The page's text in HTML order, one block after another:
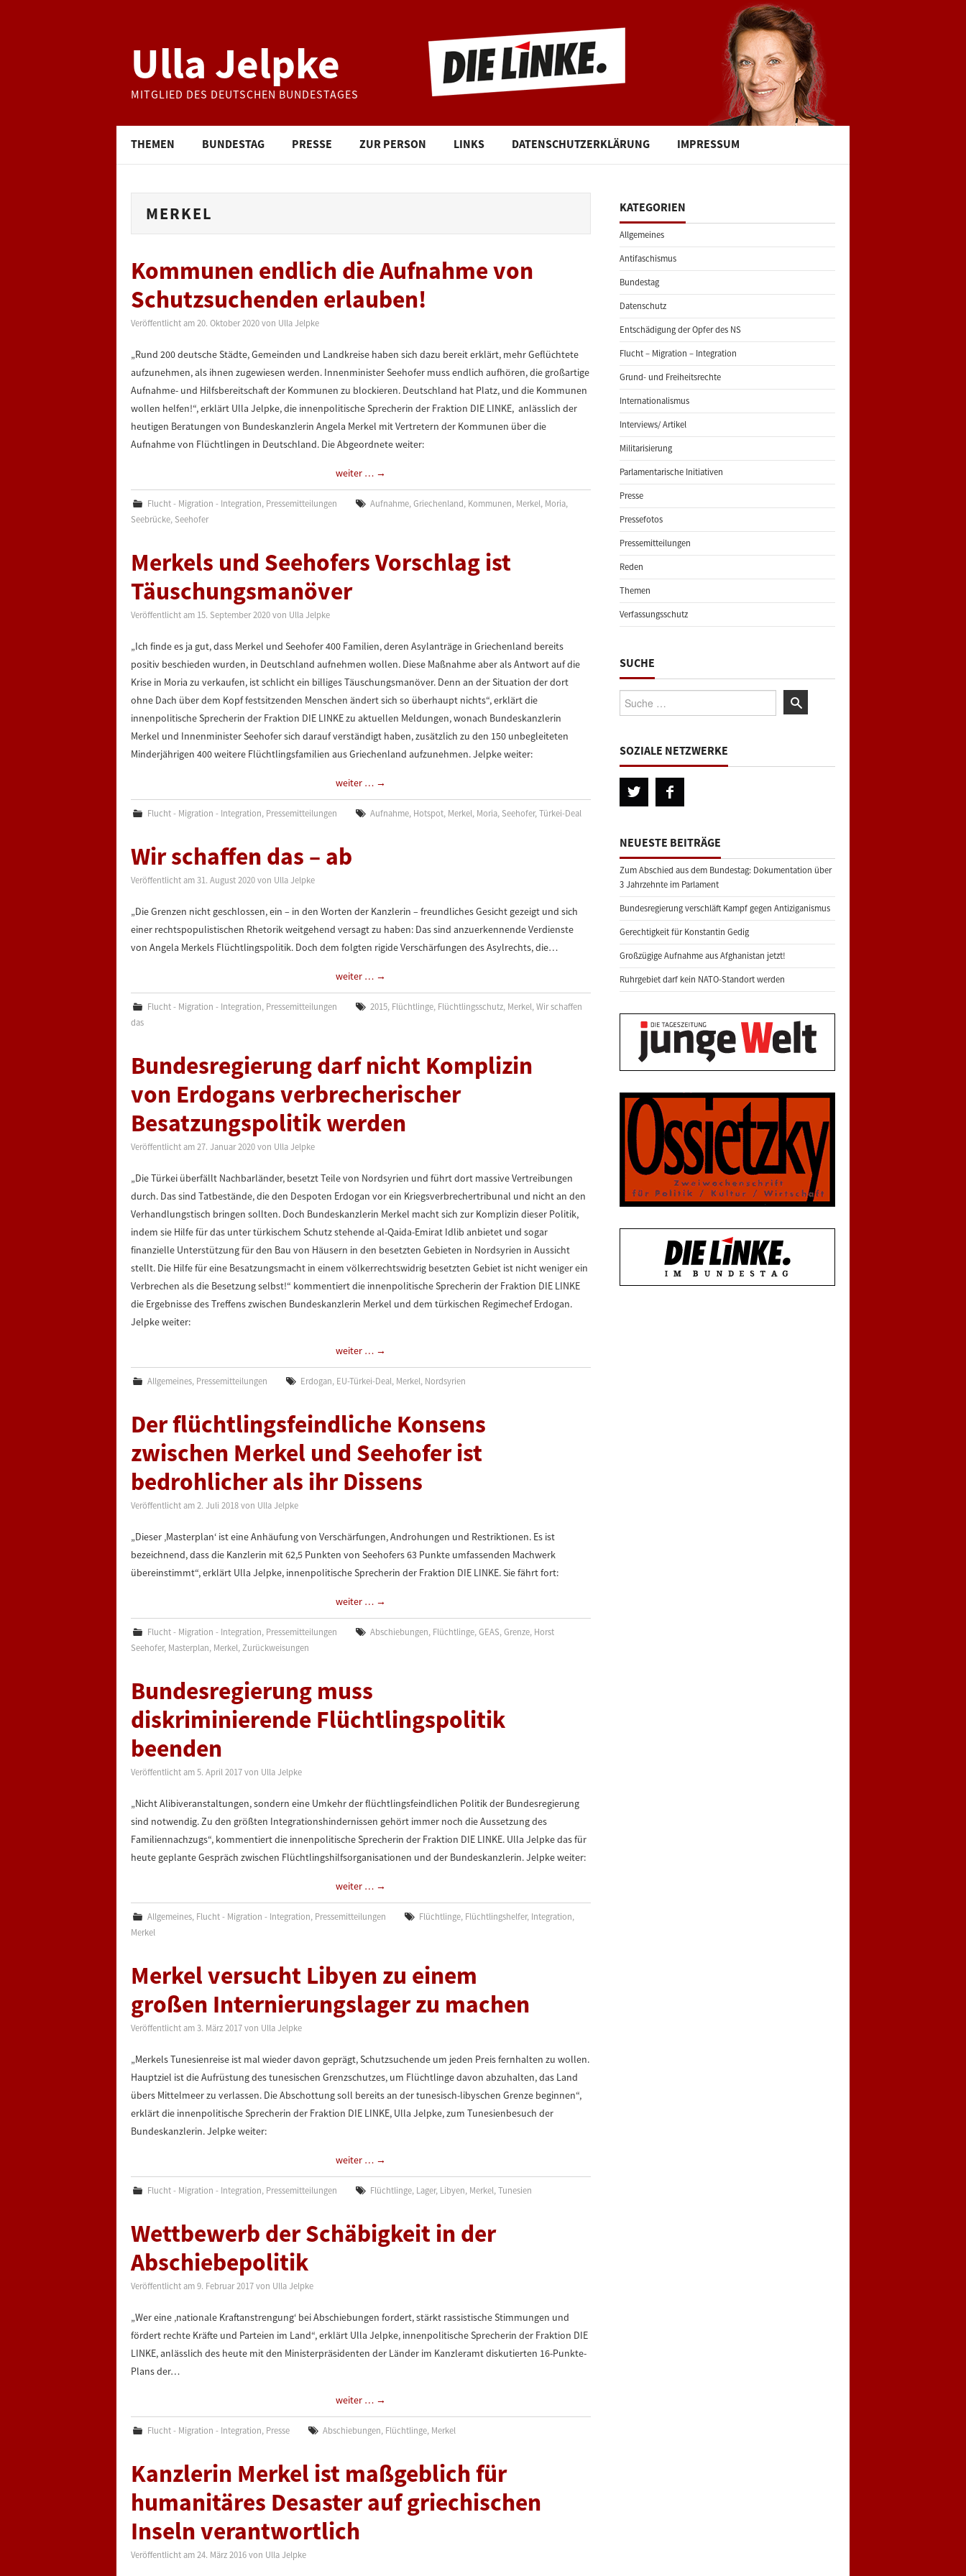
Ulla Jelpke
MITGLIED DES DEUTSCHEN BUNDESTAGES
THEMEN BUNDESTAG PRESSE ZUR PERSON LINKS DATENSCHUTZERKLÄRUNG IMPRESSUM
MERKEL
Kommunen endlich die Aufnahme von
Schutzsuchenden erlauben!
Veröffentlicht am 20. Oktober 2020 von Ulla Jelpke
„Rund 200 deutsche Städte, Gemeinden und Landkreise haben sich dazu bereit erklärt, mehr Geflüchtete
aufzunehmen, als ihnen zugewiesen werden. Innenminister Seehofer muss endlich aufhören, die großartige
Aufnahme- und Hilfsbereitschaft der Kommunen zu blockieren. Deutschland hat Platz, und die Kommunen
wollen helfen!“, erklärt Ulla Jelpke, die innenpolitische Sprecherin der Fraktion DIE LINKE, anlässlich der
heutigen Beratungen von Bundeskanzlerin Angela Merkel mit Vertretern der Kommunen über die
Aufnahme von Flüchtlingen in Deutschland. Die Abgeordnete weiter:
weiter … →
Flucht - Migration - Integration, Pressemitteilungen Aufnahme,Griechenland, Kommunen, Merkel, Moria,
Seebrücke, Seehofer
Merkels und Seehofers Vorschlag ist
Täuschungsmanöver
Veröffentlicht am 15. September 2020 von Ulla Jelpke
„Ich finde es ja gut, dass Merkel und Seehofer 400 Familien, deren Asylanträge in Griechenland bereits
positiv beschieden wurden, in Deutschland aufnehmen wollen. Diese Maßnahme aber als Antwort auf die
Krise in Moria zu verkaufen, ist schlicht ein billiges Täuschungsmanöver. Denn an der Situation der dort
ohne Dach über dem Kopf festsitzenden Menschen ändert sich so überhaupt nichts“, erklärt die
innenpolitische Sprecherin der Fraktion DIE LINKE zu aktuellen Meldungen, wonach Bundeskanzlerin
Merkel und Innenminister Seehofer sich darauf verständigt haben, zusätzlich zu den 150 unbegleiteten
Minderjährigen 400 weitere Flüchtlingsfamilien aus Griechenland aufzunehmen. Jelpke weiter:
weiter … →
Flucht - Migration - Integration, Pressemitteilungen Aufnahme, Hotspot, Merkel, Moria, Seehofer,Türkei-Deal
Wir schaffen das – ab
Veröffentlicht am 31. August 2020 von Ulla Jelpke
„Die Grenzen nicht geschlossen, ein – in den Worten der Kanzlerin – freundliches Gesicht gezeigt und sich
einer rechtspopulistischen Rhetorik weitgehend versagt zu haben: Das sind anzuerkennende Verdienste
von Angela Merkels Flüchtlingspolitik. Doch dem folgten rigide Verschärfungen des Asylrechts, die…
weiter … →
Flucht - Migration - Integration, Pressemitteilungen 2015, Flüchtlinge, Flüchtlingsschutz, Merkel,Wir schaffen
das
Bundesregierung darf nicht Komplizin
von Erdogans verbrecherischer
Besatzungspolitik werden
Veröffentlicht am 27. Januar 2020 von Ulla Jelpke
„Die Türkei überfällt Nachbarländer, besetzt Teile von Nordsyrien und führt dort massive Vertreibungen
durch. Das sind Tatbestände, die den Despoten Erdogan vor ein Kriegsverbrechertribunal und nicht an den
Verhandlungstisch bringen sollten. Doch Bundeskanzlerin Merkel macht sich zur Komplizin dieser Politik,
indem sie Hilfe für das unter türkischem Schutz stehende al-Qaida-Emirat Idlib anbietet und sogar
finanzielle Unterstützung für den Bau von Häusern in den besetzten Gebieten in Nordsyrien in Aussicht
stellt. Die Hilfe für eine Besatzungsmacht in einem völkerrechtswidrig besetzten Gebiet ist nicht weniger ein
Verbrechen als die Besetzung selbst!“ kommentiert die innenpolitische Sprecherin der Fraktion DIE LINKE
die Ergebnisse des Treffens zwischen Bundeskanzlerin Merkel und dem türkischen Regimechef Erdogan.
Jelpke weiter:
weiter … →
Allgemeines, Pressemitteilungen Erdogan, EU-Türkei-Deal, Merkel, Nordsyrien
Der flüchtlingsfeindliche Konsens
zwischen Merkel und Seehofer ist
bedrohlicher als ihr Dissens
Veröffentlicht am 2. Juli 2018 von Ulla Jelpke
„Dieser ‚Masterplan‘ ist eine Anhäufung von Verschärfungen, Androhungen und Restriktionen. Es ist
bezeichnend, dass die Kanzlerin mit 62,5 Punkten von Seehofers 63 Punkte umfassenden Machwerk
übereinstimmt“, erklärt Ulla Jelpke, innenpolitische Sprecherin der Fraktion DIE LINKE. Sie fährt fort:
weiter … →
Flucht - Migration - Integration, Pressemitteilungen Abschiebungen, Flüchtlinge,GEAS,Grenze, Horst
Seehofer, Masterplan, Merkel, Zurückweisungen
Bundesregierung muss
diskriminierende Flüchtlingspolitik
beenden
Veröffentlicht am 5. April 2017 von Ulla Jelpke
„Nicht Alibiveranstaltungen, sondern eine Umkehr der flüchtlingsfeindlichen Politik der Bundesregierung
sind notwendig. Zu den größten Integrationshindernissen gehört immer noch die Aussetzung des
Familiennachzugs“, kommentiert die innenpolitische Sprecherin der Fraktion DIE LINKE. Ulla Jelpke das für
heute geplante Gespräch zwischen Flüchtlingshilfsorganisationen und der Bundeskanzlerin. Jelpke weiter:
weiter … →
Allgemeines, Flucht - Migration - Integration, Pressemitteilungen Flüchtlinge, Flüchtlingshelfer, Integration,
Merkel
Merkel versucht Libyen zu einem
großen Internierungslager zu machen
Veröffentlicht am 3. März 2017 von Ulla Jelpke
„Merkels Tunesienreise ist mal wieder davon geprägt, Schutzsuchende um jeden Preis fernhalten zu wollen.
Hauptziel ist die Aufrüstung des tunesischen Grenzschutzes, um Flüchtlinge davon abzuhalten, das Land
übers Mittelmeer zu verlassen. Die Abschottung soll bereits an der tunesisch-libyschen Grenze beginnen“,
erklärt die innenpolitische Sprecherin der Fraktion DIE LINKE, Ulla Jelpke, zum Tunesienbesuch der
Bundeskanzlerin. Jelpke weiter:
weiter … →
Flucht - Migration - Integration, Pressemitteilungen Flüchtlinge, Lager, Libyen, Merkel,Tunesien
Wettbewerb der Schäbigkeit in der
Abschiebepolitik
Veröffentlicht am 9. Februar 2017 von Ulla Jelpke
„Wer eine ‚nationale Kraftanstrengung‘ bei Abschiebungen fordert, stärkt rassistische Stimmungen und
fördert rechte Kräfte und Parteien im Land“, erklärt Ulla Jelpke, innenpolitische Sprecherin der Fraktion DIE
LINKE, anlässlich des heute mit den Ministerpräsidenten der Länder im Kanzleramt diskutierten 16-Punkte-
Plans der…
weiter … →
Flucht - Migration - Integration, Presse Abschiebungen, Flüchtlinge, Merkel
Kanzlerin Merkel ist maßgeblich für
humanitäres Desaster auf griechischen
Inseln verantwortlich
Veröffentlicht am 24. März 2016 von Ulla Jelpke
KATEGORIEN
Allgemeines
Antifaschismus
Bundestag
Datenschutz
Entschädigung der Opfer des NS
Flucht – Migration – Integration
Grund- und Freiheitsrechte
Internationalismus
Interviews/ Artikel
Militarisierung
Parlamentarische Initiativen
Presse
Pressefotos
Pressemitteilungen
Reden
Themen
Verfassungsschutz
SUCHE
Suche:
SOZIALE NETZWERKE
NEUESTE BEITRÄGE
Zum Abschied aus dem Bundestag: Dokumentation über
3 Jahrzehnte im Parlament
Bundesregierung verschläft Kampf gegen Antiziganismus
Gerechtigkeit für Konstantin Gedig
Großzügige Aufnahme aus Afghanistan jetzt!
Ruhrgebiet darf kein NATO-Standort werden